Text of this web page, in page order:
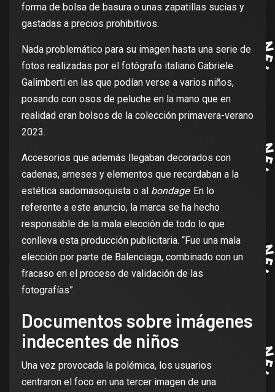
forma de bolsa de basura o unas zapatillas sucias y
gastadas a precios prohibitivos.
Nada problemático para su imagen hasta una serie de
fotos realizadas por el fotógrafo italiano Gabriele
Galimberti en las que podían verse a varios niños,
posando con osos de peluche en la mano que en
realidad eran bolsos de la colección primavera-verano
2023.
Accesorios que además llegaban decorados con
cadenas, arneses y elementos que recordaban a la
estética sadomasoquista o al bondage. En lo
referente a este anuncio, la marca se ha hecho
responsable de la mala elección de todo lo que
conlleva esta producción publicitaria. “Fue una mala
elección por parte de Balenciaga, combinado con un
fracaso en el proceso de validación de las
fotografías”.
Documentos sobre imágenes
indecentes de niños
Una vez provocada la polémica, los usuarios
centraron el foco en una tercer imagen de una